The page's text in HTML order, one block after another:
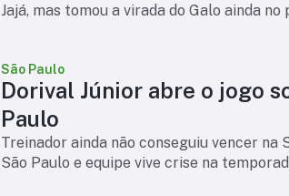
Jajá, mas tomou a virada do Galo ainda
São Paulo
Dorival Júnior abre o jogo
Paulo
Treinador ainda não conseguiu vencer na
São Paulo e equipe vive crise na